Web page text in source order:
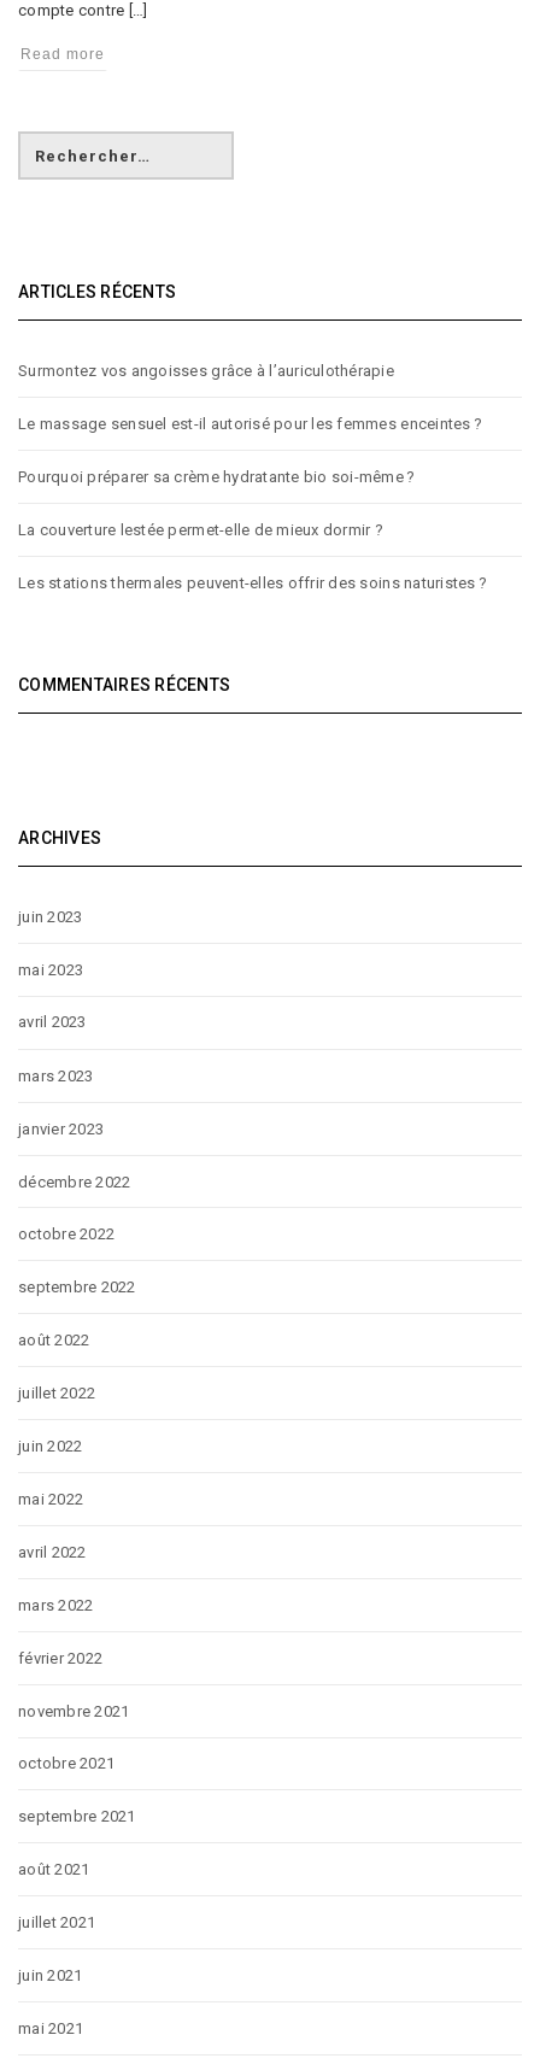
compte contre […]
Read more
ARTICLES RÉCENTS
Surmontez vos angoisses grâce à l’auriculothérapie
Le massage sensuel est-il autorisé pour les femmes enceintes ?
Pourquoi préparer sa crème hydratante bio soi-même ?
La couverture lestée permet-elle de mieux dormir ?
Les stations thermales peuvent-elles offrir des soins naturistes ?
COMMENTAIRES RÉCENTS
ARCHIVES
juin 2023
mai 2023
avril 2023
mars 2023
janvier 2023
décembre 2022
octobre 2022
septembre 2022
août 2022
juillet 2022
juin 2022
mai 2022
avril 2022
mars 2022
février 2022
novembre 2021
octobre 2021
septembre 2021
août 2021
juillet 2021
juin 2021
mai 2021